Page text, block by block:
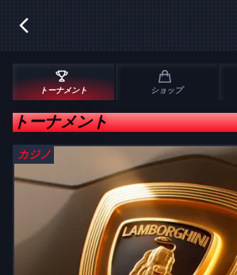
トーナメント ショップ
トーナメント
カジノ